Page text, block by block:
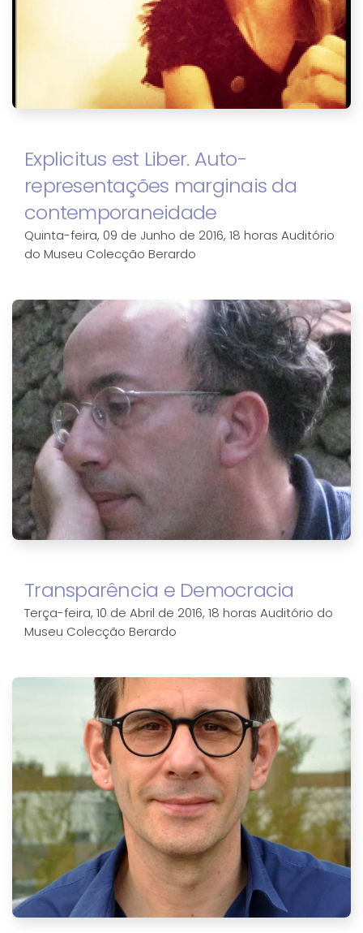
Explicitus est Liber. Auto-
representações marginais da
contemporaneidade
Quinta-feira, 09 de Junho de 2016, 18 horas Auditório
do Museu Colecção Berardo
Transparência e Democracia
Terça-feira, 10 de Abril de 2016, 18 horas Auditório do
Museu Colecção Berardo